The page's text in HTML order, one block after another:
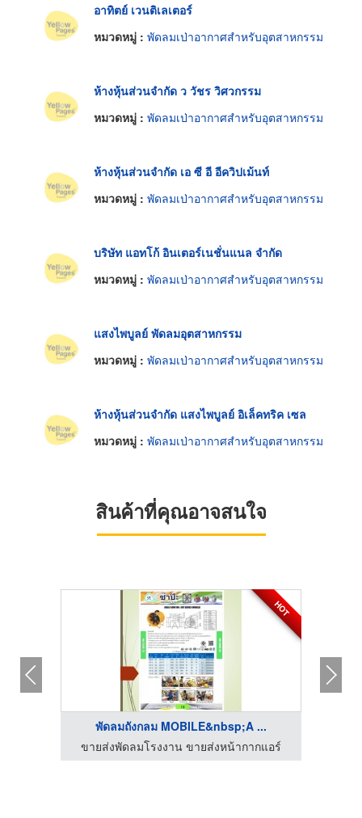
อาทิตย์ เวนติเลเตอร์
หมวดหมู่ : พัดลมเป่าอากาศสำหรับอุตสาหกรรม
ห้างหุ้นส่วนจำกัด ว วัชร วิศวกรรม
หมวดหมู่ : พัดลมเป่าอากาศสำหรับอุตสาหกรรม
ห้างหุ้นส่วนจำกัด เอ ซี อี อีควิปเม้นท์
หมวดหมู่ : พัดลมเป่าอากาศสำหรับอุตสาหกรรม
บริษัท แอทโก้ อินเตอร์เนชั่นแนล จำกัด
หมวดหมู่ : พัดลมเป่าอากาศสำหรับอุตสาหกรรม
แสงไพบูลย์ พัดลมอุตสาหกรรม
หมวดหมู่ : พัดลมเป่าอากาศสำหรับอุตสาหกรรม
ห้างหุ้นส่วนจำกัด แสงไพบูลย์ อิเล็คทริค เซล
หมวดหมู่ : พัดลมเป่าอากาศสำหรับอุตสาหกรรม
สินค้าที่คุณอาจสนใจ
HOT
พัดลมถังกลม MOBILE&nbsp;A ...
ขายส่งพัดลมโรงงาน ขายส่งหน้ากากแอร์